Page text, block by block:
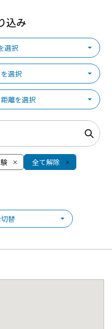
込み
選択
選択
離を選択
全て解除
替